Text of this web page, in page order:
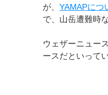
が、 YAMAPにつ
で、山岳遭難時
ウェザーニュー
ースだといって